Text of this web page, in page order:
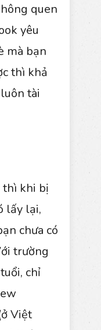
quen
yêu
mà bạn
thì khả
tài
thì khi bị
lấy lại,
chưa có
trường
chỉ
Việt